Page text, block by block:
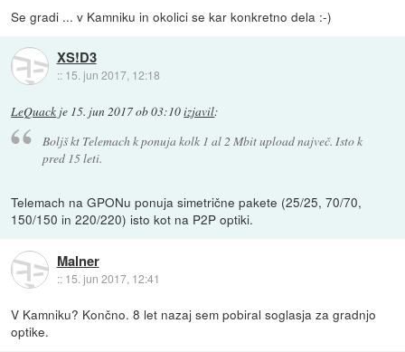
Se gradi ... v Kamniku in okolici se kar konkretno dela :-)
XS!D3
:: 15. jun 2017, 12:18
LeQuack je 15. jun 2017 ob 03:10izjavil:
Boljš kt Telemach k ponuja kolk 1 al 2 Mbit upload največ. Isto k
pred 15 leti.
Telemach na GPONu ponuja simetrične pakete (25/25, 70/70,
150/150 in 220/220) isto kot na P2P optiki.
Malner
:: 15. jun 2017, 12:41
V Kamniku? Končno. 8 let nazaj sem pobiral soglasja za gradnjo
optike.